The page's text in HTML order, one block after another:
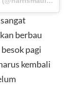
berbau
pagi
kembali